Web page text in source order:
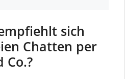
sich
Chatten per
Co.?